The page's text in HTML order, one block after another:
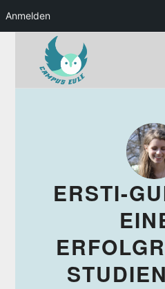
Anmelden
ERSTI-